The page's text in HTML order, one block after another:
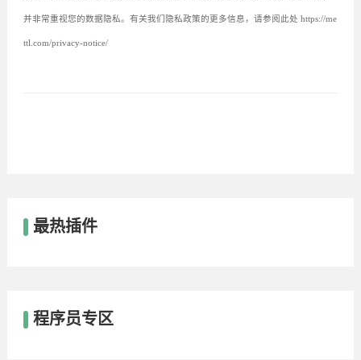
并非常重视您的数据隐私。有关我们隐私政策的更多信息，请参阅此处 https://me
ttl.com/privacy-notice/
最热插件
程序员专区